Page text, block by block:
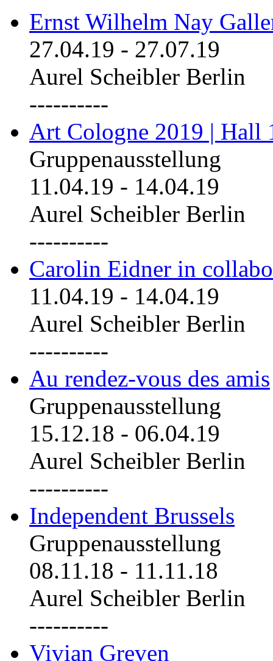
Ernst Wilhelm Nay
27.04.19 - 27.07.19
Aurel Scheibler Berlin
----------
Art Cologne 2019 | Hall
Gruppenausstellung
11.04.19 - 14.04.19
Aurel Scheibler Berlin
----------
Carolin Eidner in
11.04.19 - 14.04.19
Aurel Scheibler Berlin
----------
Au rendez-vous des amis
Gruppenausstellung
15.12.18 - 06.04.19
Aurel Scheibler Berlin
----------
Independent Brussels
Gruppenausstellung
08.11.18 - 11.11.18
Aurel Scheibler Berlin
----------
Vivian Greven